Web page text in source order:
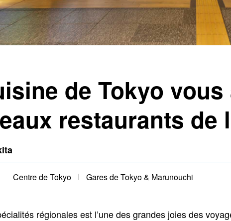
de Tokyo
restaurants de
Centre de Tokyo Gares de Tokyo & Marunouchi
régionales est l’une des grandes joies des